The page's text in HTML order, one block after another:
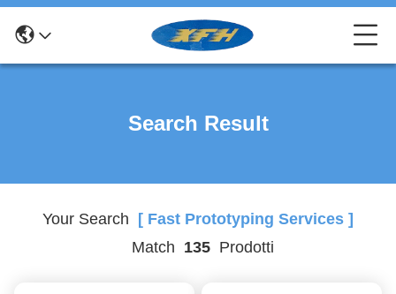
Search Result
Your Search [ Fast Prototyping Services ]
Match 135Prodotti